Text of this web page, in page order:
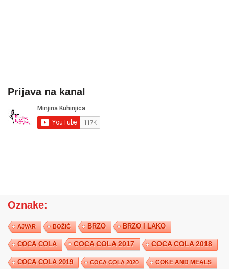
Prijava na kanal
Oznake:
AJVAR BOŽIĆ BRZO BRZO I LAKO
COCA COLA COCA COLA 2017 COCA COLA 2018
COCA COLA 2019 COCA COLA 2020 COKE AND MEALS